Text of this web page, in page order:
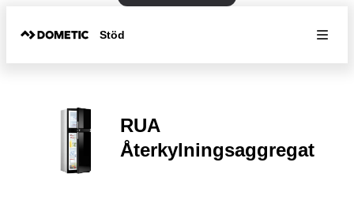
Stöd
RUA
Återkylningsaggregat